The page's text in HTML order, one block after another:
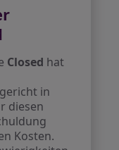
Closed hat
in
diesen
Kosten.